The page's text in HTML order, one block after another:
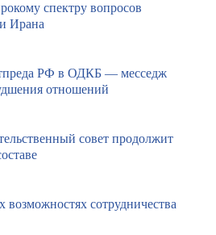
спектру вопросов
Ирана
РФ в ОДКБ — месседж
отношений
совет продолжит
сотрудничества